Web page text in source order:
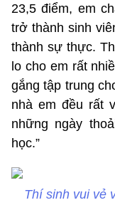
23,5 điểm, em
trở thành sinh
thành sự thực.
lo cho em rất
gắng tập trung
nhà em đều rất
những ngày
học.”
Thí sinh vui vẻ